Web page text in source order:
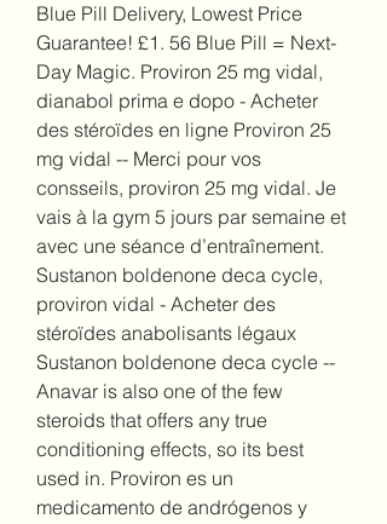
Blue Pill Delivery, Lowest Price
Guarantee! £1. 56 Blue Pill = Next-
Day Magic. Proviron 25 mg vidal,
dianabol prima e dopo - Acheter
des stéroïdes en ligne Proviron 25
mg vidal -- Merci pour vos
consseils, proviron 25 mg vidal. Je
vais à la gym 5 jours par semaine et
avec une séance d’entraînement.
Sustanon boldenone deca cycle,
proviron vidal - Acheter des
stéroïdes anabolisants légaux
Sustanon boldenone deca cycle --
Anavar is also one of the few
steroids that offers any true
conditioning effects, so its best
used in. Proviron es un
medicamento de andrógenos y